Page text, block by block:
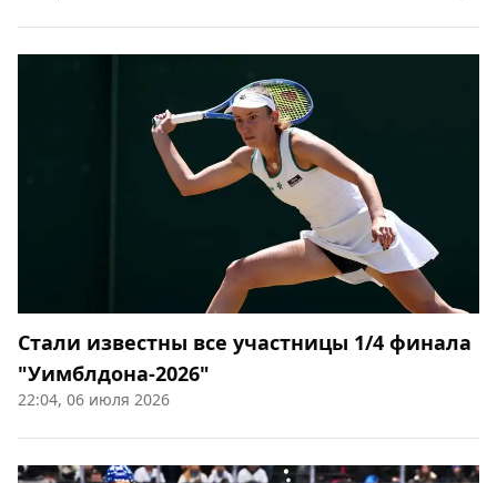
Стали известны все участницы 1/4 финала
"Уимблдона-2026"
22:04, 06 июля 2026